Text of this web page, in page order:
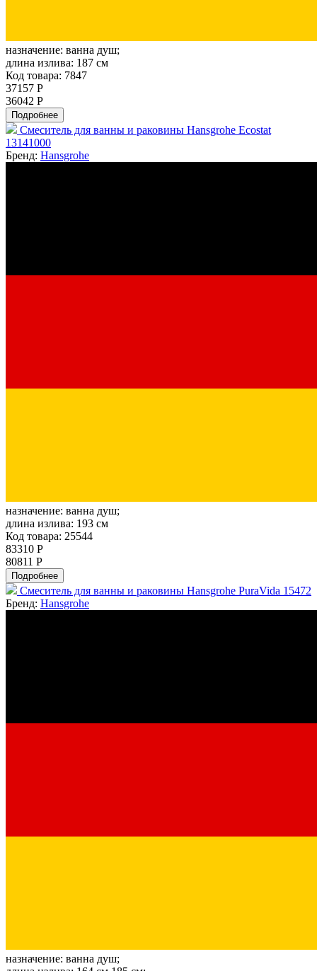
назначение: ванна душ;
длина излива: 187 см
Код товара: 7847
37157 Р
36042 Р
Подробнее
Смеситель для ванны и раковины Hansgrohe Ecostat
13141000
Бренд: Hansgrohe
назначение: ванна душ;
длина излива: 193 см
Код товара: 25544
83310 Р
80811 Р
Подробнее
Смеситель для ванны и раковины Hansgrohe PuraVida 15472
Бренд: Hansgrohe
назначение: ванна душ;